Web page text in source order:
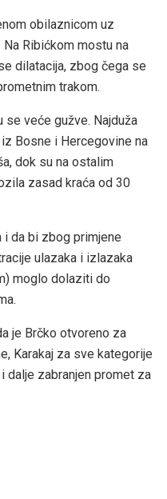
obilaznicom uz
Ribićkom mostu na
dilatacija, zbog čega se
trakom.
se veće gužve. Najduža
Bosne i Hercegovine na
dok su na ostalim
zasad kraća od 30
da bi zbog primjene
ulazaka i izlazaka
moglo dolaziti do
je Brčko otvoreno za
Karakaj za sve kategorije
dalje zabranjen promet za